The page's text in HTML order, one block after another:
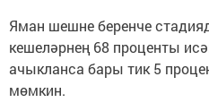
Яман шешне беренче
кешеләрнең 68 проценты
ачыкланса бары тик 5
мөмкин.